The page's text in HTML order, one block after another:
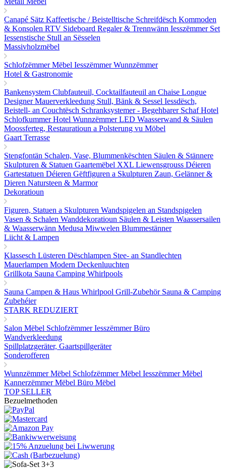
Canapé Sätz Kaffeetische / Beistelltische Schreifdësch Kommoden
& Konsolen RTV Sideboard Regaler & Trennwänn Iesszëmmer Set
Iessenstische Stull an Sësselen
Massivholzmëbel
Schlofzëmmer Mëbel IesszëmmerWunnzëmmer
Hotel & Gastronomie
Bankensystem Clubfauteuil, Cocktailfauteuil an Chaise Longue
Designer Mauerverkleedung Stull, Bänk & Sessel Iessdësch,
Beistell- an Couchtësch Schranksystemer - Begehbarer SchafHotel
SchlofkummerHotel WunnzëmmerLED Waasserwand & Säulen
Moossferteg, Restauratioun a Polsterung vu Möbel
Gaart Terrasse
Stengfontän Schalen, Vase, Blummenkëschten Säulen & Stännere
Skulpturen & Statuen Gaartemëbel XXL Liewensgrouss Déieren
Gartestatuen Déieren Gëftfiguren a Skulpturen Zaun, Gelänner &
Dieren Natursteen & Marmor
Dekoratioun
Figuren, Statuen a Skulpturen Wandspigelen an Standspigelen
Vasen & Schalen Wanddekoratioun Säulen & Leisten Waassersailen
& Waasserwänn Medusa Miwwelen Blummestänner
Liicht & Lampen
Klassesch Lüsteren Dëschlampen Stee- an Standlechten
Mauerlampen Modern Deckenluuchten
Grillkota Sauna Camping Whirlpools
Sauna Campen & Haus Whirlpool Grill-Zubehör Sauna & Camping
Zubehéier
STARK REDUZIERT
Salon Mëbel SchlofzëmmerIesszëmmerBüro
Wandverkleedung
Spillplatzgeräter, Gaartspillgeräter
Sonderofferen
Wunnzëmmer Mëbel Schlofzëmmer Mëbel Iesszëmmer Mëbel
Kannerzëmmer Mëbel Büro Mëbel
TOP SELLER
Bezuelmethoden